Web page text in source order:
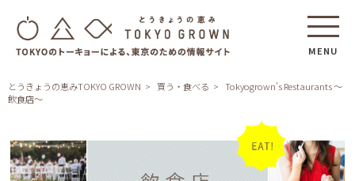
MENU
とうきょうの恵みTOKYO GROWN 買う・食べる
Tokyogrown's Restaurants ～
飲食店～